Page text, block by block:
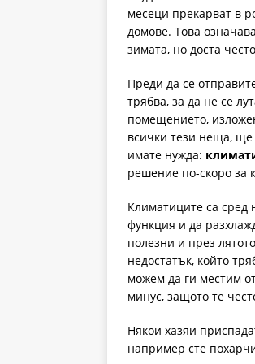
месеци прекарват в
домове. Това
зимата, но доста
Преди да се
трябва, за да не се
помещението,
всички тези неща, ще
имате нужда:
решение по-скоро за
Климатиците са сред
функция и да
полезни и през
недостатък, който
можем да ги местим
минус, защото те
Някои хазяи
например сте